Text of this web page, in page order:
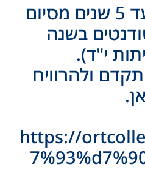
מיועד לבוגרים עד 5 שנים מסיום
בשנה
י"ד).
ולהרוויח
https://